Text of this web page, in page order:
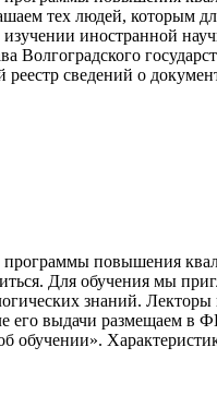
тех людей, которым
иностранной
сведений о
повышения
Для обучения мы
знаний.
его выдачи
обучении».